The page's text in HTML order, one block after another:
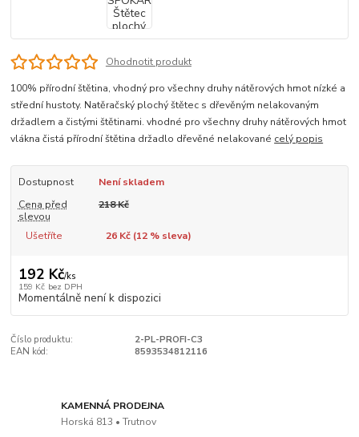
Ohodnotit produkt
100% přírodní štětina, vhodný pro všechny druhy nátěrových hmot nízké a
střední hustoty. Natěračský plochý štětec s dřevěným nelakovaným
držadlem a čistými štětinami. vhodné pro všechny druhy nátěrových hmot
vlákna čistá přírodní štětina držadlo dřevěné nelakované celý popis
Dostupnost
Není skladem
Cena před
slevou
218 Kč
Ušetříte 26 Kč (12% sleva)
192 Kč/ks
159 Kč bez DPH
Momentálně není k dispozici
Číslo produktu:
2-PL-PROFI-C3
EAN kód:
8593534812116
KAMENNÁ PRODEJNA
Horská 813 • Trutnov